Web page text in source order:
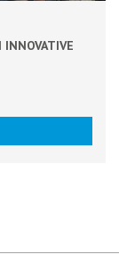
INNOVATIVE